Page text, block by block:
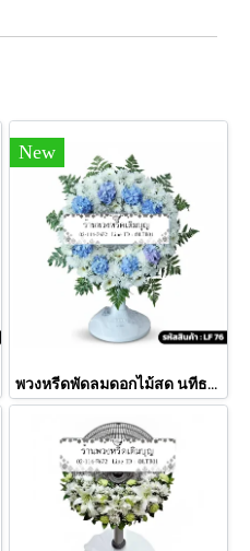
New
พวงหรีดพัดลมดอกไม้สด นทีธาร (LF76)